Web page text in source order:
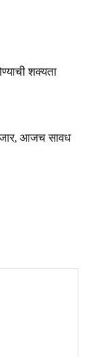
शक्यता
आजच सावध